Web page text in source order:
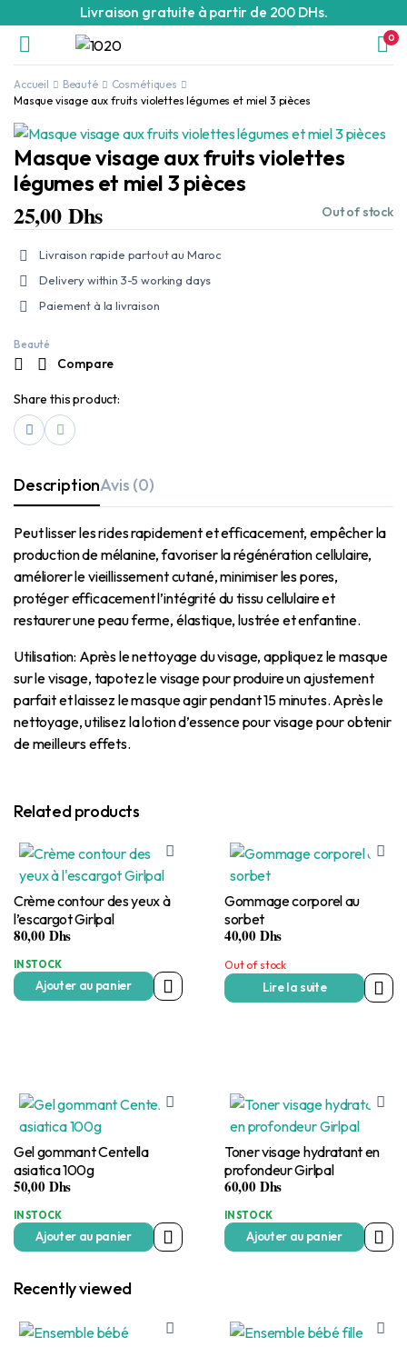
Livraison gratuite à partir de 200 DHs.
0
Accueil Beauté
Cosmétiques
Masque visage aux fruits violettes légumes et miel 3 pièces
Masque visage aux fruits violettes
légumes et miel 3 pièces
25,00Dhs Out of stock
Livraison rapide partout au Maroc
Delivery within 3-5 working days
Paiement à la livraison
Beauté
Compare
Share this product:
DescriptionAvis (0)
Peut lisser les rides rapidement et efficacement, empêcher la
production de mélanine, favoriser la régénération cellulaire,
améliorer le vieillissement cutané, minimiser les pores,
protéger efficacement l’intégrité du tissu cellulaire et
restaurer une peau ferme, élastique, lustrée et enfantine.
Utilisation: Après le nettoyage du visage, appliquez le masque
sur le visage, tapotez le visage pour produire un ajustement
parfait et laissez le masque agir pendant 15 minutes. Après le
nettoyage, utilisez la lotion d’essence pour visage pour obtenir
de meilleurs effets.
Related products
Crème contour des yeux à
l’escargot Girlpal
80,00Dhs
IN STOCK
Ajouter au panier
Gommage corporel au
sorbet
40,00Dhs
Out of stock
Lire la suite
Gel gommant Centella
asiatica 100g
50,00Dhs
IN STOCK
Ajouter au panier
Toner visage hydratant en
profondeur Girlpal
60,00Dhs
IN STOCK
Ajouter au panier
Recently viewed